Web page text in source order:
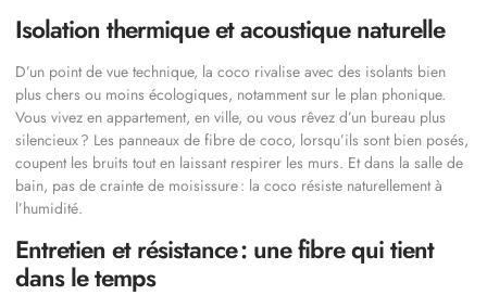
Isolation thermique et acoustique naturelle
D’un point de vue technique, la coco rivalise avec des isolants bien
plus chers ou moins écologiques, notamment sur le plan phonique.
Vous vivez en appartement, en ville, ou vous rêvez d’un bureau plus
silencieux ? Les panneaux de fibre de coco, lorsqu’ils sont bien posés,
coupent les bruits tout en laissant respirer les murs. Et dans la salle de
bain, pas de crainte de moisissure : la coco résiste naturellement à
l’humidité.
Entretien et résistance : une fibre qui tient
dans le temps